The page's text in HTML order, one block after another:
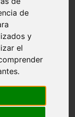
de
y
el
de prueba en
que apareciera